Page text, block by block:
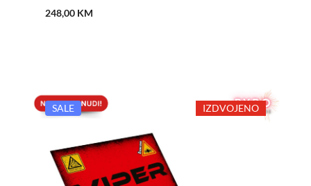
248,00 KM
SALE IZDVOJENO